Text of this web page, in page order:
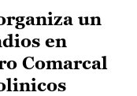
un
en
Comarcal